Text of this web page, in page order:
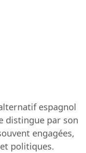
espagnol
distingue par son
engagées,
politiques.